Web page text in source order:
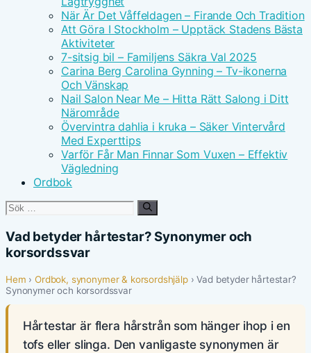
När Är Det Våffeldagen – Firande Och Tradition
Att Göra I Stockholm – Upptäck Stadens Bästa
Aktiviteter
7-sitsig bil – Familjens Säkra Val 2025
Carina Berg Carolina Gynning – Tv-ikonerna
Och Vänskap
Nail Salon Near Me – Hitta Rätt Salong i Ditt
Närområde
Övervintra dahlia i kruka – Säker Vintervård
Med Experttips
Varför Får Man Finnar Som Vuxen – Effektiv
Vägledning
Ordbok
Sök
Vad betyder hårtestar? Synonymer och
korsordssvar
Hem ›Ordbok, synonymer & korsordshjälp› Vad betyder hårtestar?
Synonymer och korsordssvar
Hårtestar är flera hårstrån som hänger ihop i en
tofs eller slinga. Den vanligaste synonymen är